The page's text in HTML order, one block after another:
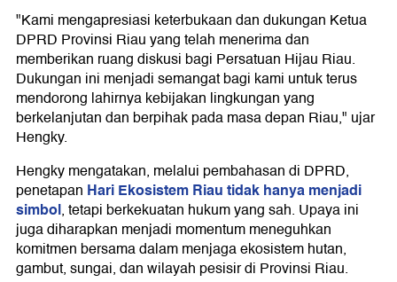
"Kami mengapresiasi keterbukaan dan dukungan Ketua
DPRD Provinsi Riau yang telah menerima dan
memberikan ruang diskusi bagi Persatuan Hijau Riau.
Dukungan ini menjadi semangat bagi kami untuk terus
mendorong lahirnya kebijakan lingkungan yang
berkelanjutan dan berpihak pada masa depan Riau," ujar
Hengky.
Hengky mengatakan, melalui pembahasan di DPRD,
penetapan Hari Ekosistem Riau tidak hanya menjadi
simbol, tetapi berkekuatan hukum yang sah. Upaya ini
juga diharapkan menjadi momentum meneguhkan
komitmen bersama dalam menjaga ekosistem hutan,
gambut, sungai, dan wilayah pesisir di Provinsi Riau.